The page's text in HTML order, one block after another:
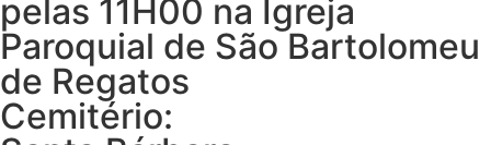
pelas 11H00 na Igreja
Paroquial de São Bartolomeu
de Regatos
Cemitério: